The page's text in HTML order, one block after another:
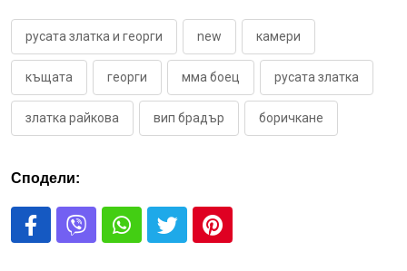
русата златка и георги new камери
къщата георги мма боец русата златка
златка райкова вип брадър боричкане
Сподели: